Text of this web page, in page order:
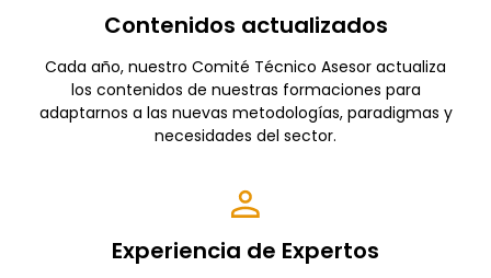
Contenidos actualizados
Cada año, nuestro Comité Técnico Asesor actualiza
los contenidos de nuestras formaciones para
adaptarnos a las nuevas metodologías, paradigmas y
necesidades del sector.
Experiencia de Expertos